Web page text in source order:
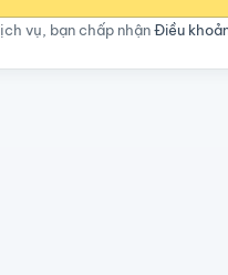
vụ, bạn chấp nhậnĐiều